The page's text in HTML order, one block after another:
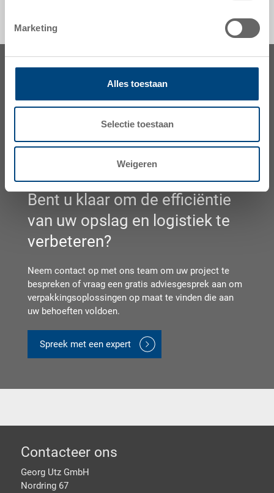
Marketing
Alles toestaan
Selectie toestaan
Weigeren
Bent u klaar om de efficiëntie
van uw opslag en logistiek te
verbeteren?
Neem contact op met ons team om uw project te
bespreken of vraag een gratis adviesgesprek aan om
verpakkingsoplossingen op maat te vinden die aan
uw behoeften voldoen.
Spreek met een expert
Footer
Contacteer ons
Georg Utz GmbH
Nordring 67